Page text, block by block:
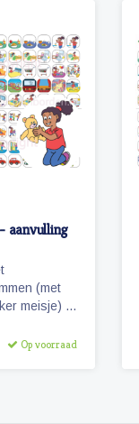
aanvulling
(met
meisje) is
Op voorraad